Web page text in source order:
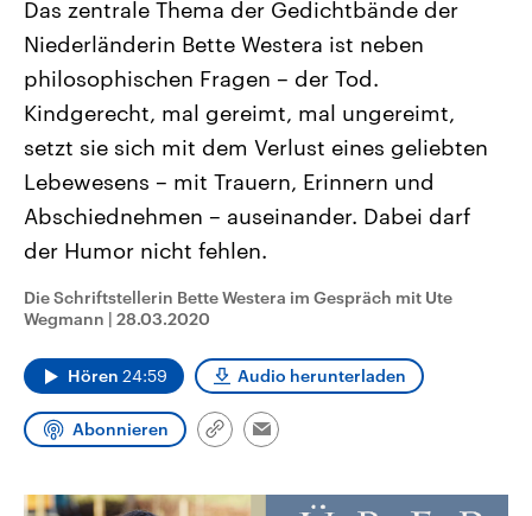
Landtagswahl Sachsen-Anhalt
2026
Alle Informationen
Sachsen-Anhalt wählt am 6.
September 2026 einen neuen
Bundesland von einer Koalition aus
Umfragen, Prognosen,
und Hintergründe zu den Parteien
und Kandidaten der anstehenden
Wahl.
USA
Aktuelle Beiträge,
Hintergründe
Wirtschaftlich und
gehören die Vereinigten
mit großem Einfluss auf
Sendungen Programm Podcasts
Das zentrale Thema der Gedichtbände der
Niederländerin Bette Westera ist neben
philosophischen Fragen – der Tod.
Kindgerecht, mal gereimt, mal ungereimt,
setzt sie sich mit dem Verlust eines geliebten
Lebewesens – mit Trauern, Erinnern und
Abschiednehmen – auseinander. Dabei darf
der Humor nicht fehlen.
Die Schriftstellerin Bette Westera im Gespräch mit Ute
Wegmann | 28.03.2020
Hören 24:59 Audio herunterladen
Abonnieren
Link
Email